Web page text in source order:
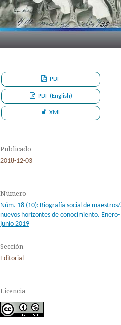
PDF
PDF (English)
XML
Publicado
2018-12-03
Número
Núm. 18 (10): Biografía social de maestros/
nuevos horizontes de conocimiento. Enero-
junio 2019
Sección
Editorial
Licencia